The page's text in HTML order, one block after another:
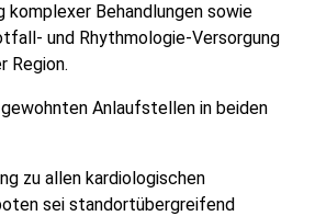
komplexer Behandlungen sowie
und Rhythmologie-Versorgung
Region.
Anlaufstellen in beiden
zu allen kardiologischen
sei standortübergreifend